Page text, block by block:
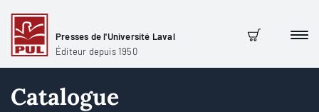
Presses de l'Université Laval
Éditeur depuis 1950
Panier
Catalogue